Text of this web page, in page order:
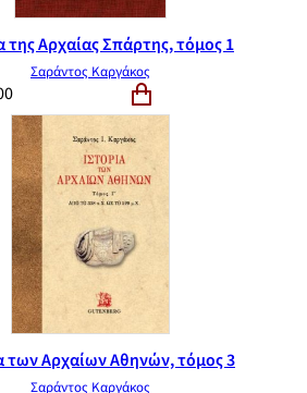
της Αρχαίας Σπάρτης, τόμος 1
Σαράντος Καργάκος
των Αρχαίων Αθηνών, τόμος 3
Σαράντος Καργάκος